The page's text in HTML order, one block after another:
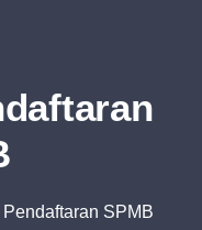
Pendaftaran SPMB